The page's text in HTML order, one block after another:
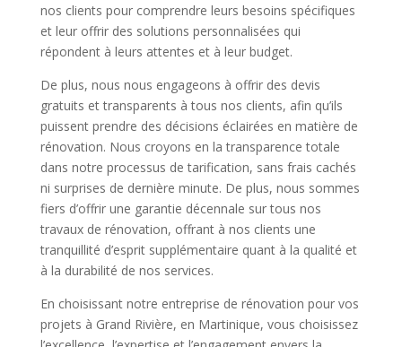
nos clients pour comprendre leurs besoins spécifiques
et leur offrir des solutions personnalisées qui
répondent à leurs attentes et à leur budget.
De plus, nous nous engageons à offrir des devis
gratuits et transparents à tous nos clients, afin qu’ils
puissent prendre des décisions éclairées en matière de
rénovation. Nous croyons en la transparence totale
dans notre processus de tarification, sans frais cachés
ni surprises de dernière minute. De plus, nous sommes
fiers d’offrir une garantie décennale sur tous nos
travaux de rénovation, offrant à nos clients une
tranquillité d’esprit supplémentaire quant à la qualité et
à la durabilité de nos services.
En choisissant notre entreprise de rénovation pour vos
projets à Grand Rivière, en Martinique, vous choisissez